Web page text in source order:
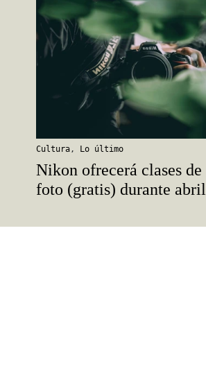
Cultura, Lo último
Nikon ofrecerá clases de
foto (gratis) durante abril